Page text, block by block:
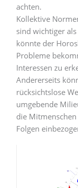
achten.
Kollektive
sind wichtiger
könnte der
Probleme
Interessen zu
Andererseits
rücksichtslose
umgebende
die
Folgen